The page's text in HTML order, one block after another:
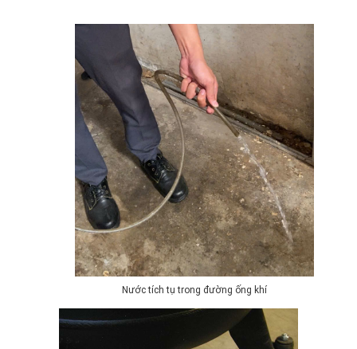
Nước tích tụ trong đường ống khí